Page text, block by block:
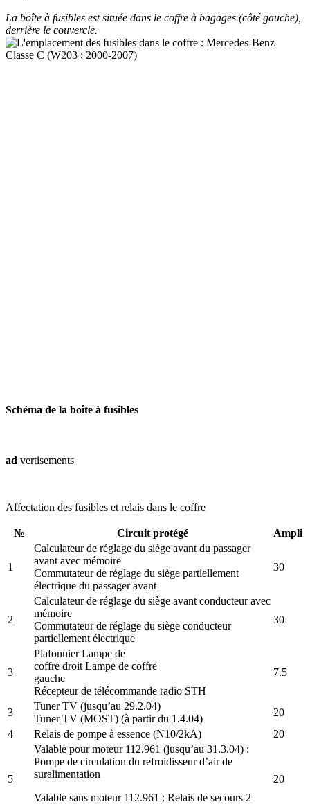
La boîte à fusibles est située dans le coffre à bagages (côté gauche),
derrière le couvercle.
Schéma de la boîte à fusibles
ad vertisements
Affectation des fusibles et relais dans le coffre
№ Circuit protégé Ampli
1
Calculateur de réglage du siège avant du passager
avant avec mémoire
Commutateur de réglage du siège partiellement
électrique du passager avant
30
2
Calculateur de réglage du siège avant conducteur avec
mémoire
Commutateur de réglage du siège conducteur
partiellement électrique
30
3
Plafonnier Lampe de
coffre droit Lampe de coffre
gauche
Récepteur de télécommande radio STH
7.5
3
Tuner TV (jusqu’au 29.2.04)
Tuner TV (MOST) (à partir du 1.4.04)
20
4
Relais de pompe à essence (N10/2kA) 20
5
Valable pour moteur 112.961 (jusqu’au 31.3.04) :
Pompe de circulation du refroidisseur d’air de
suralimentation
Valable sans moteur 112.961 : Relais de secours 2
20